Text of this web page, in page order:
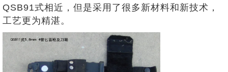
QSB91式相近，但是采用了很多新材料和新技术，
工艺更为精湛。